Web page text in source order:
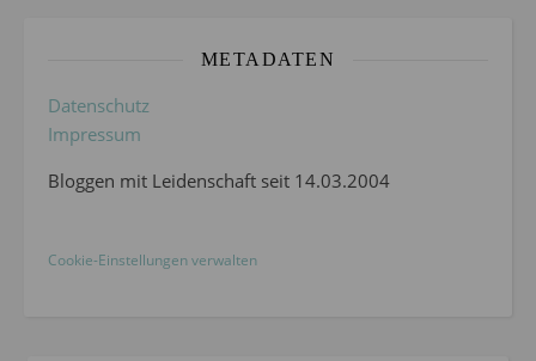
METADATEN
Datenschutz
Impressum
Bloggen mit Leidenschaft seit 14.03.2004
Cookie-Einstellungen verwalten